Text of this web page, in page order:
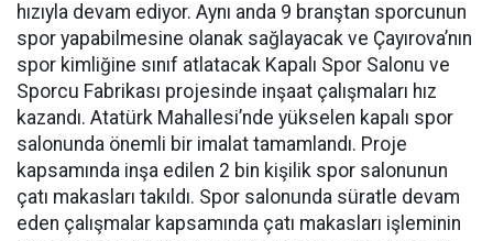
hızıyla devam ediyor. Aynı anda 9 branştan sporcunun
spor yapabilmesine olanak sağlayacak ve Çayırova’nın
spor kimliğine sınıf atlatacak Kapalı Spor Salonu ve
Sporcu Fabrikası projesinde inşaat çalışmaları hız
kazandı. Atatürk Mahallesi’nde yükselen kapalı spor
salonunda önemli bir imalat tamamlandı. Proje
kapsamında inşa edilen 2 bin kişilik spor salonunun
çatı makasları takıldı. Spor salonunda süratle devam
eden çalışmalar kapsamında çatı makasları işleminin